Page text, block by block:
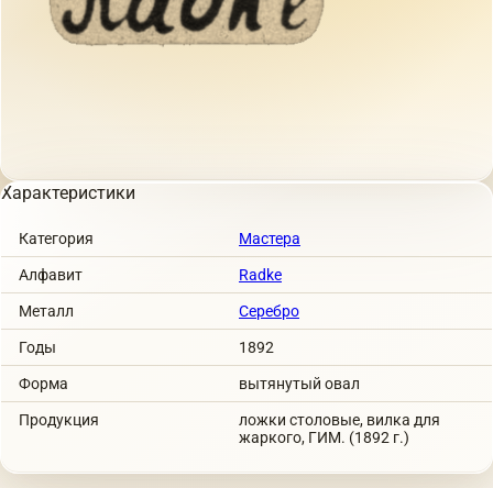
Характеристики
Категория Мастера
Алфавит Radke
Металл Серебро
Годы 1892
Форма вытянутый овал
Продукция
ложки столовые, вилка для
жаркого, ГИМ. (1892 г.)